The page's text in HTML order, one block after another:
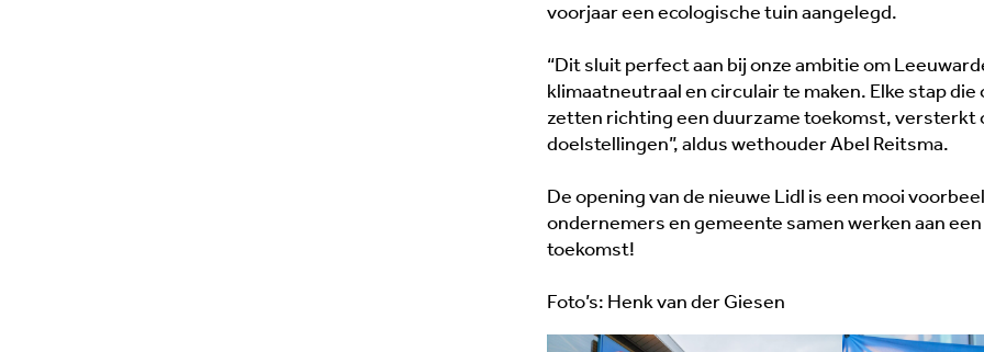
voorjaar een ecologische tuin aangelegd.
“Dit sluit perfect aan bij onze ambitie om
klimaatneutraal en circulair te maken. Elke stap
zetten richting een duurzame toekomst, versterkt
doelstellingen”, aldus wethouder Abel Reitsma.
De opening van de nieuwe Lidl is een mooi
ondernemers en gemeente samen werken aan
toekomst!
Foto’s: Henk van der Giesen